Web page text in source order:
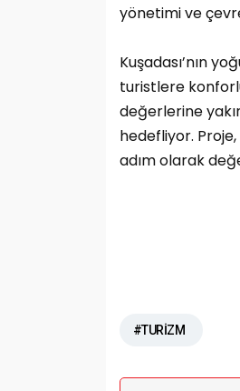
yönetimi ve
Kuşadası’nın
turistlere
değerlerine
hedefliyor.
adım olarak
#TURİZM